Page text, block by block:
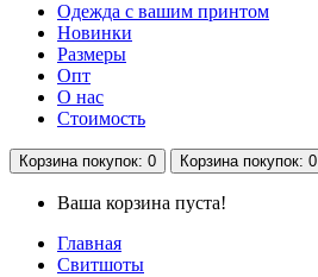
Одежда с вашим принтом
Новинки
Размеры
Опт
О нас
Стоимость
Корзинапокупок: 0 Корзинапокупок: 0
Ваша корзина пуста!
Главная
Свитшоты